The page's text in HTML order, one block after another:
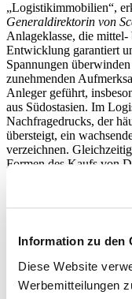
Information zu den
Diese Website
Werbemitteilungen
„Logistikimmobilien“,
Generaldirektorin von
Anlageklasse, die
Entwicklung garantiert
Spannungen
zunehmenden
Anleger geführt,
aus Südostasien. Im
Nachfragedrucks, der
übersteigt, ein
verzeichnen.
Formen des Kaufs von
kleineren Einheiten von
Wachstumsspielraum
Lagen möglich macht“.
Das Jahr 2021 kann als
Entwicklung des